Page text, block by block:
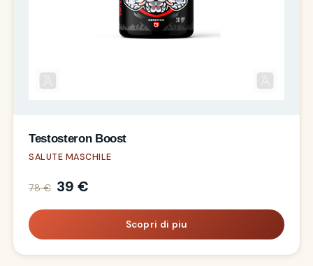
Testosteron Boost
SALUTE MASCHILE
78 € 39 €
Scopri di piu